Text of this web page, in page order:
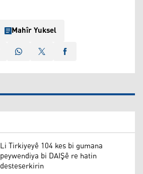
Mahîr Yuksel
Li Tirkiyeyê 104 kes bi gumana
peywendiya bi DAIŞê re hatin
desteserkirin